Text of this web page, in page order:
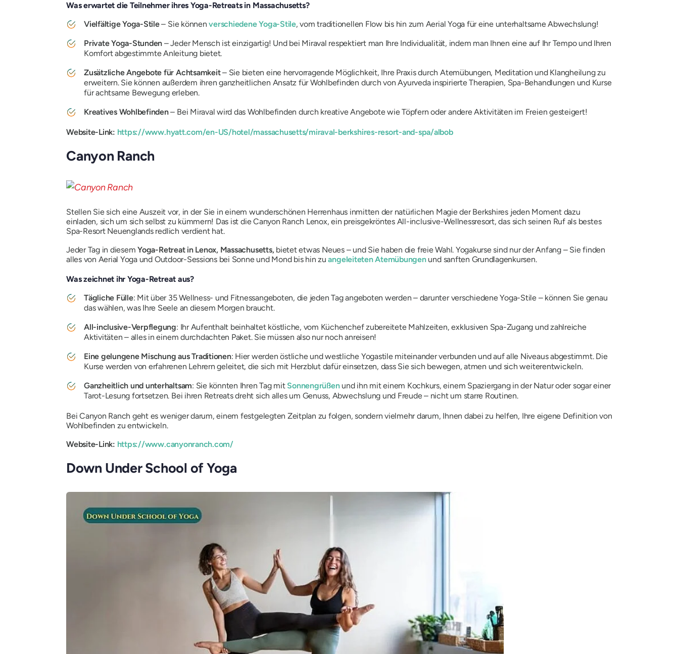
Was erwartet die Teilnehmer ihres Yoga-Retreats in Massachusetts?
Vielfältige Yoga-Stile– Sie könnenverschiedene Yoga-Stile, vom traditionellen Flow bis hin zum Aerial Yoga für eine unterhaltsame Abwechslung!
Private Yoga-Stunden – Jeder Mensch ist einzigartig! Und bei Miraval respektiert man Ihre Individualität, indem man Ihnen eine auf Ihr Tempo und Ihren
Komfort abgestimmte Anleitung bietet.
Zusätzliche Angebote für Achtsamkeit– Sie bieten eine hervorragende Möglichkeit, Ihre Praxis durch Atemübungen, Meditation und Klangheilung zu
erweitern. Sie können außerdem ihren ganzheitlichen Ansatz für Wohlbefinden durch von Ayurveda inspirierte Therapien, Spa-Behandlungen und Kurse
für achtsame Bewegung erleben.
Kreatives Wohlbefinden– Bei Miraval wird das Wohlbefinden durch kreative Angebote wie Töpfern oder andere Aktivitäten im Freien gesteigert!
Website-Link: https://www.hyatt.com/en-US/hotel/massachusetts/miraval-berkshires-resort-and-spa/albob
Canyon Ranch
Stellen Sie sich eine Auszeit vor, in der Sie in einem wunderschönen Herrenhaus inmitten der natürlichen Magie der Berkshires jeden Moment dazu
einladen, sich um sich selbst zu kümmern! Das ist die Canyon Ranch Lenox, ein preisgekröntes All-inclusive-Wellnessresort, das sich seinen Ruf als bestes
Spa-Resort Neuenglands redlich verdient hat.
Jeder Tag in diesem Yoga-Retreat in Lenox, Massachusetts,bietet etwas Neues – und Sie haben die freie Wahl. Yogakurse sind nur der Anfang – Sie finden
alles von Aerial Yoga und Outdoor-Sessions bei Sonne und Mond bis hin zuangeleiteten Atemübungenund sanften Grundlagenkursen.
Was zeichnet ihr Yoga-Retreat aus?
Tägliche Fülle: Mit über 35 Wellness- und Fitnessangeboten, die jeden Tag angeboten werden – darunter verschiedene Yoga-Stile – können Sie genau
das wählen, was Ihre Seele an diesem Morgen braucht.
All-inclusive-Verpflegung: Ihr Aufenthalt beinhaltet köstliche, vom Küchenchef zubereitete Mahlzeiten, exklusiven Spa-Zugang und zahlreiche
Aktivitäten – alles in einem durchdachten Paket. Sie müssen also nur noch anreisen!
Eine gelungene Mischung aus Traditionen: Hier werden östliche und westliche Yogastile miteinander verbunden und auf alle Niveaus abgestimmt. Die
Kurse werden von erfahrenen Lehrern geleitet, die sich mit Herzblut dafür einsetzen, dass Sie sich bewegen, atmen und sich weiterentwickeln.
Ganzheitlich und unterhaltsam: Sie könnten Ihren Tag mit Sonnengrüßenund ihn mit einem Kochkurs, einem Spaziergang in der Natur oder sogar einer
Tarot-Lesung fortsetzen. Bei ihren Retreats dreht sich alles um Genuss, Abwechslung und Freude – nicht um starre Routinen.
Bei Canyon Ranch geht es weniger darum, einem festgelegten Zeitplan zu folgen, sondern vielmehr darum, Ihnen dabei zu helfen, Ihre eigene Definition von
Wohlbefinden zu entwickeln.
Website-Link: https://www.canyonranch.com/
Down Under School of Yoga